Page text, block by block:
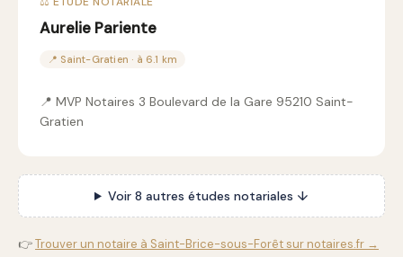
Aurelie Pariente
📍 Saint-Gratien · à 6.1 km
📍 MVP Notaires 3 Boulevard de la Gare 95210 Saint-
Gratien
Voir 8 autres études notariales ↓
👉Trouver un notaire à Saint-Brice-sous-Forêt sur notaires.fr →